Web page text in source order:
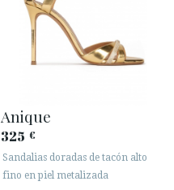
Anique
325 €
Sandalias doradas de tacón alto
fino en piel metalizada